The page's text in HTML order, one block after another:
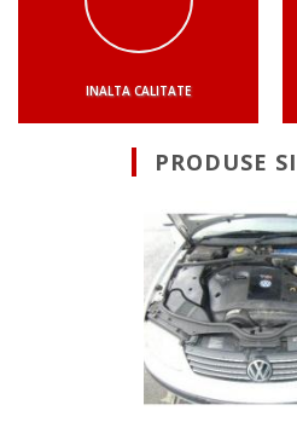
INALTA CALITATE
PRODUSE